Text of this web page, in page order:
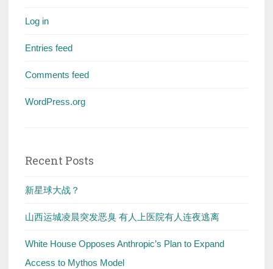
Log in
Entries feed
Comments feed
WordPress.org
Recent Posts
新星球大战？
山西运城凌晨突发恶臭 有人上医院有人连夜逃离
White House Opposes Anthropic’s Plan to Expand
Access to Mythos Model